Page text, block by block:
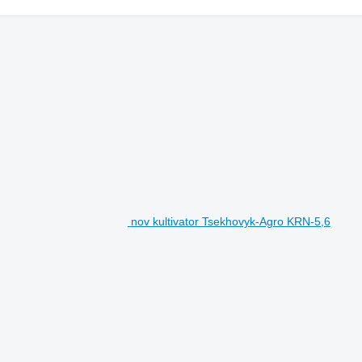
nov kultivator Tsekhovyk-Agro KRN-5,6